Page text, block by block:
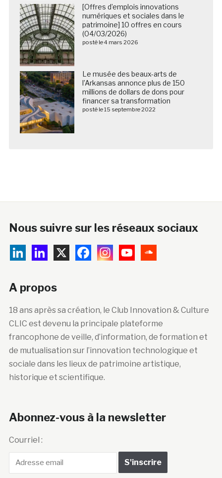
[Offres d’emplois innovations
numériques et sociales dans le
patrimoine] 10 offres en cours
(04/03/2026)
posté le 4 mars 2026
Le musée des beaux-arts de
l’Arkansas annonce plus de 150
millions de dollars de dons pour
financer sa transformation
posté le 15 septembre 2022
Nous suivre sur les réseaux sociaux
A propos
18 ans après sa création, le Club Innovation & Culture
CLIC est devenu la principale plateforme
francophone de veille, d’information, de formation et
de mutualisation sur l’innovation technologique et
sociale dans les lieux de patrimoine artistique,
historique et scientifique.
Abonnez-vous à la newsletter
Courriel :